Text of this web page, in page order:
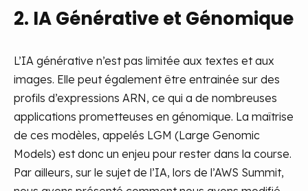
2. IA Générative et Génomique
L’IA générative n’est pas limitée aux textes et aux
images. Elle peut également être entrainée sur des
profils d’expressions ARN, ce qui a de nombreuses
applications prometteuses en génomique. La maîtrise
de ces modèles, appelés LGM (Large Genomic
Models) est donc un enjeu pour rester dans la course.
Par ailleurs, sur le sujet de l’IA, lors de l’AWS Summit,